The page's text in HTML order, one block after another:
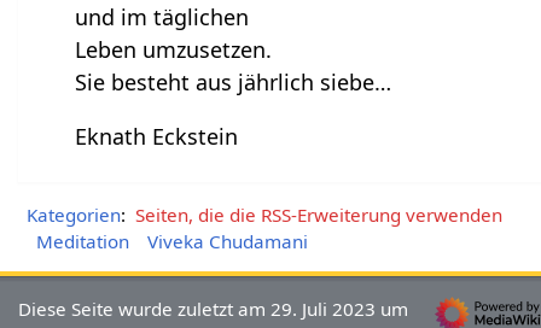
und im täglichen
Leben umzusetzen.
Sie besteht aus jährlich siebe…
Eknath Eckstein
Kategorien: Seiten, die die RSS-Erweiterung verwenden
Meditation
Viveka Chudamani
Diese Seite wurde zuletzt am 29. Juli 2023 um